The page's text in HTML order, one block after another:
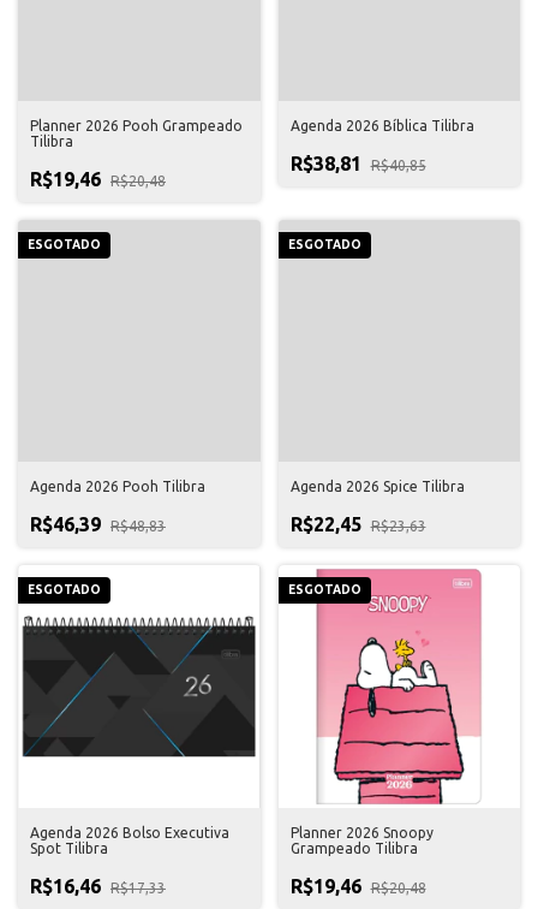
Planner 2026 Pooh Grampeado
Tilibra
R$19,46 R$20,48
Agenda 2026 Bíblica Tilibra
R$38,81 R$40,85
ESGOTADO
Agenda 2026 Pooh Tilibra
R$46,39 R$48,83
ESGOTADO
Agenda 2026 Spice Tilibra
R$22,45 R$23,63
ESGOTADO
Agenda 2026 Bolso Executiva
Spot Tilibra
R$16,46 R$17,33
ESGOTADO
Planner 2026 Snoopy
Grampeado Tilibra
R$19,46 R$20,48